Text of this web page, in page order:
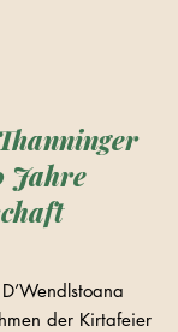
Jahre
der Kirtafeier